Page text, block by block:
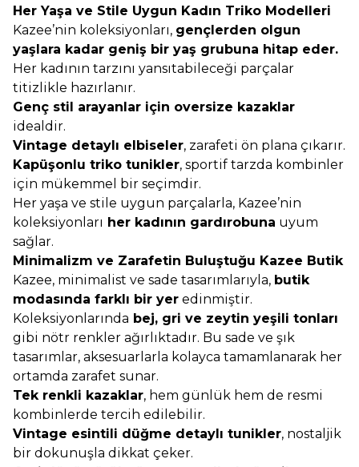
Her Yaşa ve Stile Uygun Kadın Triko Modelleri
Kazee’nin koleksiyonları, gençlerden olgun
yaşlara kadar geniş bir yaş grubuna hitap eder.
Her kadının tarzını yansıtabileceği parçalar
titizlikle hazırlanır.
Genç stil arayanlar için oversize kazaklar
idealdir.
Vintage detaylı elbiseler, zarafeti ön plana çıkarır.
Kapüşonlu triko tunikler, sportif tarzda kombinler
için mükemmel bir seçimdir.
Her yaşa ve stile uygun parçalarla, Kazee’nin
koleksiyonları her kadının gardırobuna uyum
sağlar.
Minimalizm ve Zarafetin Buluştuğu Kazee Butik
Kazee, minimalist ve sade tasarımlarıyla, butik
modasında farklı bir yer edinmiştir.
Koleksiyonlarında bej, gri ve zeytin yeşili tonları
gibi nötr renkler ağırlıktadır. Bu sade ve şık
tasarımlar, aksesuarlarla kolayca tamamlanarak her
ortamda zarafet sunar.
Tek renkli kazaklar, hem günlük hem de resmi
kombinlerde tercih edilebilir.
Vintage esintili düğme detaylı tunikler, nostaljik
bir dokunuşla dikkat çeker.